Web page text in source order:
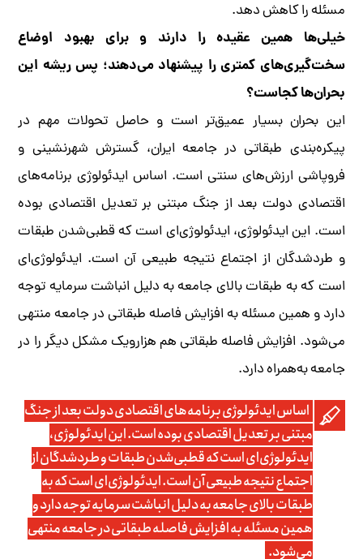
مسئله را کاهش دهد.
خیلی‌ها همین عقیده را دارند و برای بهبود اوضاع
سخت‌گیری‌های کمتری را پیشنهاد می‌دهند؛ پس ریشه این
بحران‌ها کجاست؟
این بحران بسیار عمیق‌تر است و حاصل تحولات مهم در
پیکره‌بندی طبقاتی در جامعه ‌ایران، گسترش شهرنشینی و
فروپاشی ارزش‌های سنتی است. اساس ایدئولوژی برنامه‌های
اقتصادی دولت بعد از جنگ مبتنی بر تعدیل اقتصادی بوده
است. این ایدئولوژی، ایدئولوژی‌ای است که قطبی‌شدن طبقات
و طردشدگان از اجتماع نتیجه طبیعی آن است. ایدئولوژی‌ای
است که به طبقات بالای جامعه به دلیل انباشت سرمایه توجه
دارد و همین مسئله به افزایش فاصله طبقاتی در جامعه منتهی
می‌شود. افزایش فاصله طبقاتی هم هزارویک مشکل دیگر را در
جامعه به‌همراه دارد.
اساس ایدئولوژی برنامه‌های اقتصادی دولت بعد از جنگ
مبتنی بر تعدیل اقتصادی بوده است. این ایدئولوژی،
ایدئولوژی‌ای است که قطبی‌شدن طبقات و طردشدگان از
اجتماع نتیجه طبیعی آن است. ایدئولوژی‌ای است که به
طبقات بالای جامعه به دلیل انباشت سرمایه توجه دارد و
همین مسئله به افزایش فاصله طبقاتی در جامعه منتهی
می‌شود.